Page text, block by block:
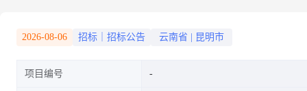
2026-08-06 招标｜招标公告 云南省 昆明市
项目编号